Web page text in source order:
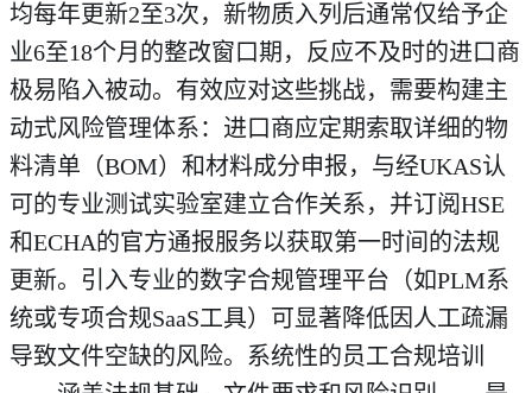
均每年更新2至3次，新物质入列后通常仅给予企
业6至18个月的整改窗口期，反应不及时的进口商
极易陷入被动。有效应对这些挑战，需要构建主
动式风险管理体系：进口商应定期索取详细的物
料清单（BOM）和材料成分申报，与经UKAS认
可的专业测试实验室建立合作关系，并订阅HSE
和ECHA的官方通报服务以获取第一时间的法规
更新。引入专业的数字合规管理平台（如PLM系
统或专项合规SaaS工具）可显著降低因人工疏漏
导致文件空缺的风险。系统性的员工合规培训